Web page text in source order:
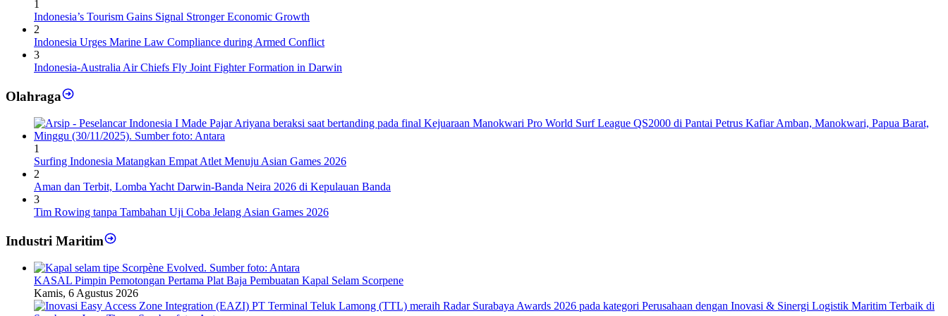
1
Indonesia’s Tourism Gains Signal Stronger Economic Growth
2
Indonesia Urges Marine Law Compliance during Armed Conflict
3
Indonesia-Australia Air Chiefs Fly Joint Fighter Formation in Darwin
Olahraga
1
Surfing Indonesia Matangkan Empat Atlet Menuju Asian Games 2026
2
Aman dan Terbit, Lomba Yacht Darwin-Banda Neira 2026 di Kepulauan Banda
3
Tim Rowing tanpa Tambahan Uji Coba Jelang Asian Games 2026
Industri Maritim
KASAL Pimpin Pemotongan Pertama Plat Baja Pembuatan Kapal Selam Scorpene
Kamis, 6 Agustus 2026